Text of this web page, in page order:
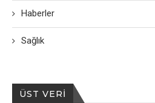
Haberler
Sağlık
ÜST VERI